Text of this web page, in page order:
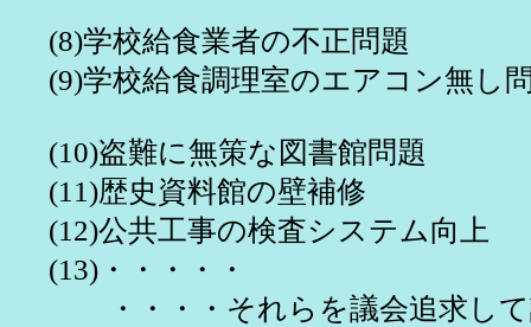
(8)学校給食業者の不正問題
(9)学校給食調理室のエアコン無し
(10)盗難に無策な図書館問題
(11)歴史資料館の壁補修
(12)公共工事の検査システム向上
(13)・・・・・
・・・・それらを議会追求して